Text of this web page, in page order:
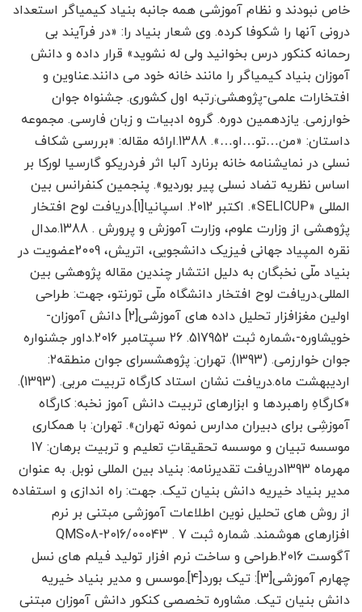
خاص نبودند و نظام آموزشی همه جانبه بنیاد کیمیاگر استعداد
درونی آنها را شکوفا کرده. وی شعار بنیاد را: «در فرآیند بی
رحمانه کنکور درس بخوانید ولی له نشوید» قرار داده و دانش
آموزان بنیاد کیمیاگر را مانند خانه خود می دانند.عناوین و
افتخارات علمی-پژوهشی:رتبه اول کشوری. جشنواه جوان
خوارزمی. یازدهمین دوره. گروه ادبیات و زبان فارسی. مجموعه
داستان: «من…تو…او…». 1388.ارائه مقاله: «بررسی شکاف
نسلی در نمایشنامه خانه برنارد آلبا اثر فردریکو گارسیا لورکا بر
اساس نظریه تضاد نسلی پیر بوردیو». پنجمین کنفرانس بین
المللی «SELICUP». اکتبر 2012. اسپانیا[1].دریافت لوح افتخار
پژوهشی از وزارت علوم، وزارت آموزش و پرورش . 1388.مدال
نقره المپیاد جهانی فیزیک دانشجویی، اتریش، 2009عضویت در
بنیاد ملّی نخبگان به دلیل انتشار چندین مقاله پژوهشی بین
المللی.دریافت لوح افتخار دانشگاه ملّی تورنتو، جهت: طراحی
اولین مغزافزار تحلیل داده های آموزشی[2] دانش آموزان-
خویشاوره-،شماره ثبت 517952. 26 سپتامبر 2016.داور جشنواره
جوان خوارزمی. (1393). تهران: پژوهشسرای جوان منطقه۲:
اردیبهشت ماه.دریافت نشان استاد کارگاه تربیت مربی. (1393).
«کارگاهِ راهبردها و ابزارهای تربیت دانش آموز نخبه: کارگاه
آموزشِی برای دبیران مدارس نمونه تهران». تهران: با همکاری
موسسه تبیان و موسسه تحقیقاتِ تعلیم و تربیت برهان: 17
مهرماه 1393دریافت تقدیرنامه: بنیاد بین المللی نوبل. به عنوان
مدیر بنیاد خیریه دانش بنیان تیک. جهت: راه اندازی و استفاده
از روش های تحلیل نوین اطلاعات آموزشی مبتنی بر نرم
افزارهای هوشمند. شماره ثبت QMS08-2016/00043 . 7
آگوست 2016.طراحی و ساخت نرم افزار تولید فیلم های نسل
چهارم آموزشی[3]: تیک بورد[4].موسس و مدیر بنیاد خیریه
دانش بنیان تیک. مشاوره تخصصی کنکور دانش آموزان مبتنی